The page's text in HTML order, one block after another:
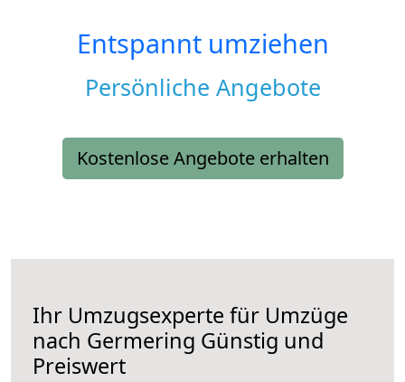
Entspannt umziehen
Persönliche Angebote
Kostenlose Angebote erhalten
Ihr Umzugsexperte für Umzüge
nach Germering Günstig und
Preiswert